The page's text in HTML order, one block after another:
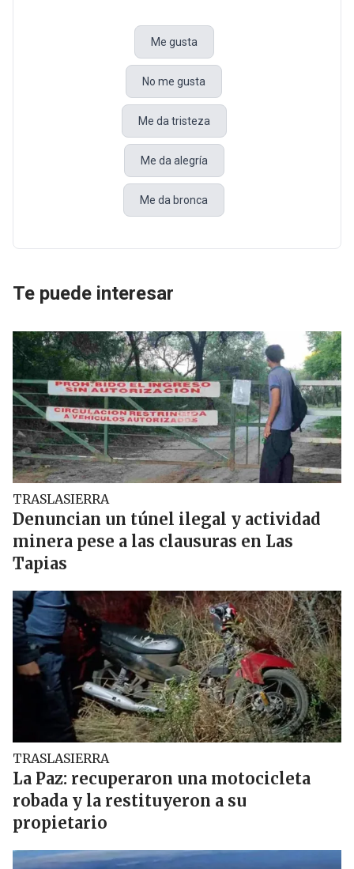
Me gusta
No me gusta
Me da tristeza
Me da alegría
Me da bronca
Te puede interesar
TRASLASIERRA
Denuncian un túnel ilegal y actividad
minera pese a las clausuras en Las
Tapias
TRASLASIERRA
La Paz: recuperaron una motocicleta
robada y la restituyeron a su
propietario